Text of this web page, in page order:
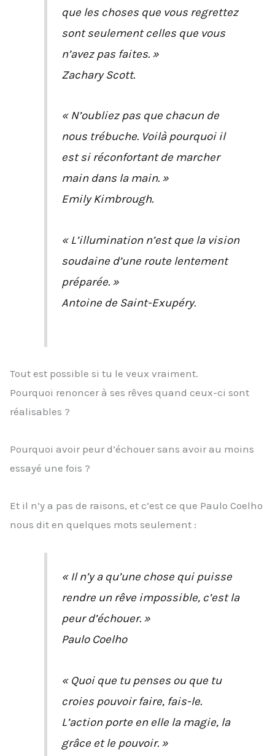
que les choses que vous regrettez
sont seulement celles que vous
n’avez pas faites. »
Zachary Scott.
« N’oubliez pas que chacun de
nous trébuche. Voilà pourquoi il
est si réconfortant de marcher
main dans la main. »
Emily Kimbrough.
« L’illumination n’est que la vision
soudaine d’une route lentement
préparée. »
Antoine de Saint-Exupéry.
Tout est possible si tu le veux vraiment.
Pourquoi renoncer à ses rêves quand ceux-ci sont
réalisables ?
Pourquoi avoir peur d’échouer sans avoir au moins
essayé une fois ?
Et il n’y a pas de raisons, et c’est ce que Paulo Coelho
nous dit en quelques mots seulement :
« Il n’y a qu’une chose qui puisse
rendre un rêve impossible, c’est la
peur d’échouer. »
Paulo Coelho
« Quoi que tu penses ou que tu
croies pouvoir faire, fais-le.
L’action porte en elle la magie, la
grâce et le pouvoir. »